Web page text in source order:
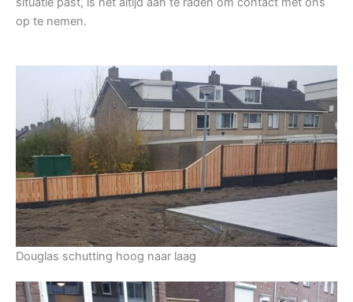
op te nemen.
Douglas schutting hoog naar laag